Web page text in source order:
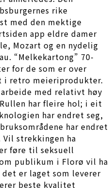
rike
med den mektige
app eldre damer
Mozart og en nydelig
“Melkekartong” 70-
for de som er over
i retro meieriprodukter.
med relativt høy
har fleire hol; i eit
har endret seg,
har endret
strekkingen ha
føre til seksuell
publikum i Florø vil ha
det er laget som leverer
beste kvalitet